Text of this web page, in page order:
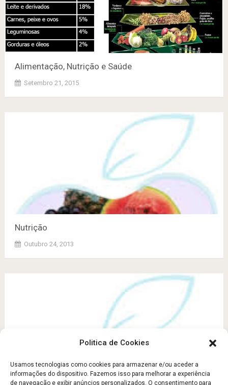
Politica de Cookies
Usamos tecnologias como cookies para armazenar e/ou aceder a
informações do dispositivo. Fazemos isso para melhorar a experiência
de navegação e exibir anúncios personalizados. O consentimento para
Alimentação, Nutrição e Saúde
Setembro 21, 2015
Nutrição
Outubro 24, 2013